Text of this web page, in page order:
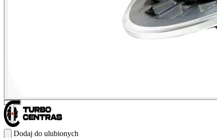
Dodaj do ulubionych